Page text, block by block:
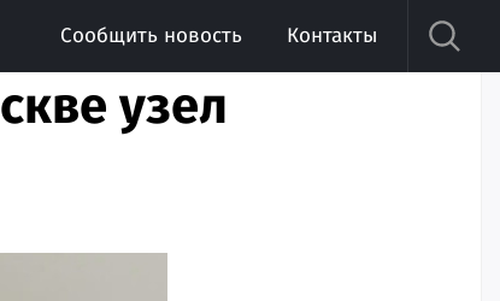
Сообщить новость Контакты
узел